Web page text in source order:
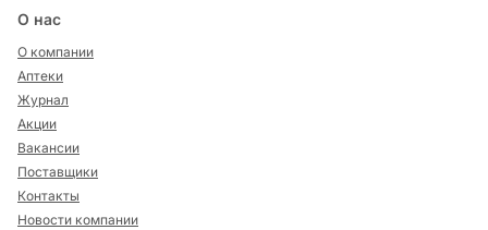
О нас
О компании
Аптеки
Журнал
Акции
Вакансии
Поставщики
Контакты
Новости компании